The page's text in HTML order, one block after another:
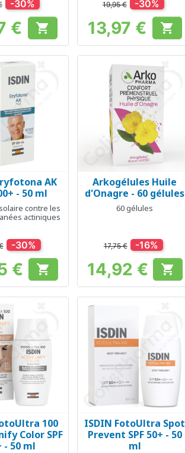
-30%
Prix
€ 
19,95 € -30%
Prix
13,97 € 
rapideAK
- 50 ml
contre les
actiniques
-30%
Prix
€ 
Aperçu rapide
Arkogélules Huile
d'Onagre - 60 gélules
60 gélules
17,75 € -16%
Prix
14,92 € 
rapide100
Color SPF
- 50 ml
Aperçu rapide
ISDIN FotoUltra Spot
Prevent SPF 50+ - 50
ml